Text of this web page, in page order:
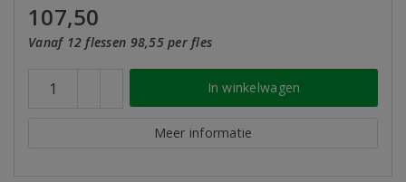
107,50
Vanaf 12 flessen 98,55 per fles
In winkelwagen
Meer informatie